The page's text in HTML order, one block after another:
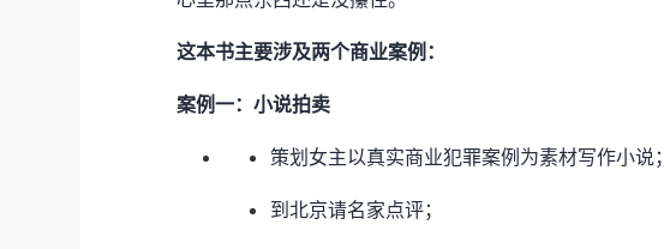
这本书主要涉及两个商业案例：
案例一：小说拍卖
策划女主以真实商业犯罪案例为素材写作小说；
到北京请名家点评；